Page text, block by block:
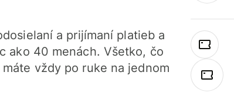
a prijímaní platieb a
ako 40 menách. Všetko, čo
vždy po ruke na jednom